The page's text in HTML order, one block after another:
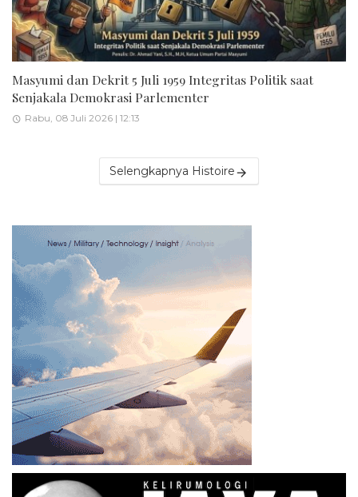
Masyumi dan Dekrit 5 Juli 1959 Integritas Politik saat
Senjakala Demokrasi Parlementer
Rabu, 08 Juli 2026 | 12:13
Selengkapnya Histoire